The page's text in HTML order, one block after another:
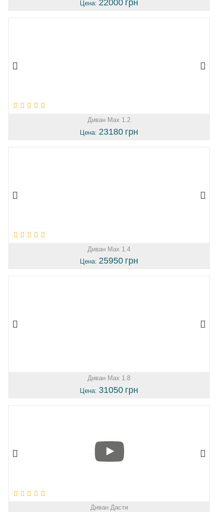
Цена: 22000 грн
Диван Max 1.2
Цена: 23180 грн
Диван Max 1.4
Цена: 25950 грн
Диван Max 1.8
Цена: 31050 грн
Диван Дасти